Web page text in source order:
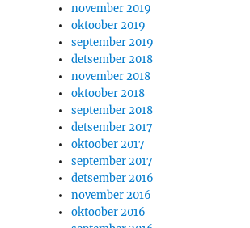
november 2019
oktoober 2019
september 2019
detsember 2018
november 2018
oktoober 2018
september 2018
detsember 2017
oktoober 2017
september 2017
detsember 2016
november 2016
oktoober 2016